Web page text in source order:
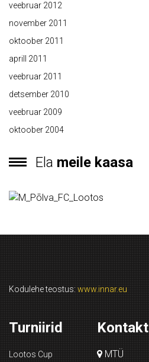
veebruar 2012
november 2011
oktoober 2011
aprill 2011
veebruar 2011
detsember 2010
veebruar 2009
oktoober 2004
Ela meile kaasa
Kodulehe teostus: www.innar.eu
Turniirid
Lootos Cup
Kontakt
MTÜ